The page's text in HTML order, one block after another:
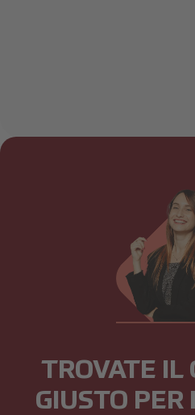
TROVATE IL
GIUSTO PER